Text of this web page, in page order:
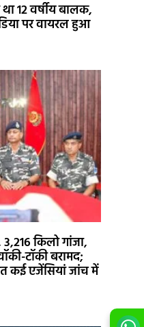
12 वर्षीय बालक,
पर वायरल हुआ
किलो गांजा,
टॉकी बरामद;
कई एजेंसियां जांच में